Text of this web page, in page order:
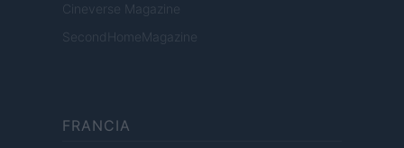
Cineverse Magazine
SecondHomeMagazine
FRANCIA